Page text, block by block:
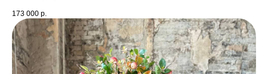
173 000 р.